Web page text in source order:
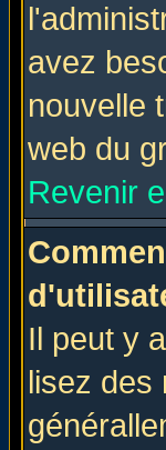
avez
nouvelle
web du
Revenir
Il peut y
lisez des